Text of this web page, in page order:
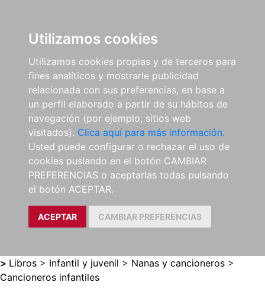
Utilizamos cookies
Utilizamos cookies propias y de terceros para
fines analíticos y mostrarle publicidad
relacionada con sus preferencias, en base a
un perfil elaborado a partir de su hábitos de
navegación (por ejemplo, sitios web
visitados). Clica aquí para más información.
Usted puede configurar o rechazar el uso de
cookies puslando en el botón CAMBIAR
PREFERENCIAS o aceptarlas todas pulsando
el botón ACEPTAR.
ACEPTAR CAMBIAR PREFERENCIAS
> Libros > Infantil y juvenil > Nanas y cancioneros >
Cancioneros infantiles